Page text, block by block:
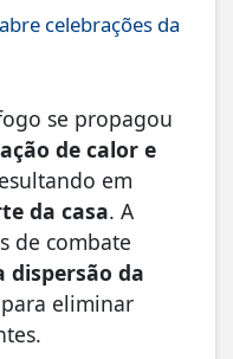
celebrações da
se propagou
de calor e
em
da casa. A
de combate
dispersão da
eliminar